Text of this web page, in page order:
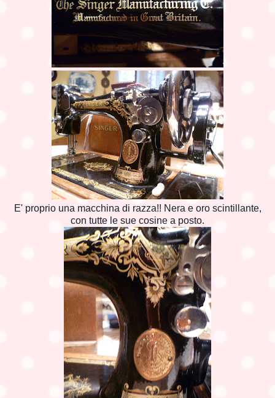
E' proprio una macchina di razza!! Nera e oro scintillante,
con tutte le sue cosine a posto.